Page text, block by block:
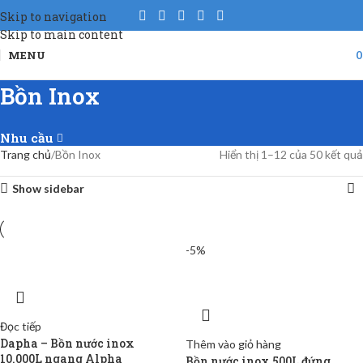
Skip to navigation
Skip to main content
MENU
Bồn Inox
Nhu cầu
Trang chủ Bồn Inox Hiển thị 1–12 của 50 kết quả
Show sidebar
Đọc tiếp
Dapha – Bồn nước inox
10.000L ngang Alpha
-5%
Thêm vào giỏ hàng